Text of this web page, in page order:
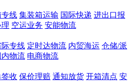
专线 集装箱运输 国际快递 进出口报
空运业务 安能物流
际专线 定时达物流 内贸海运 仓储/派
物流 电商物流
签收 保价理赔 通知放货 开箱清点 安